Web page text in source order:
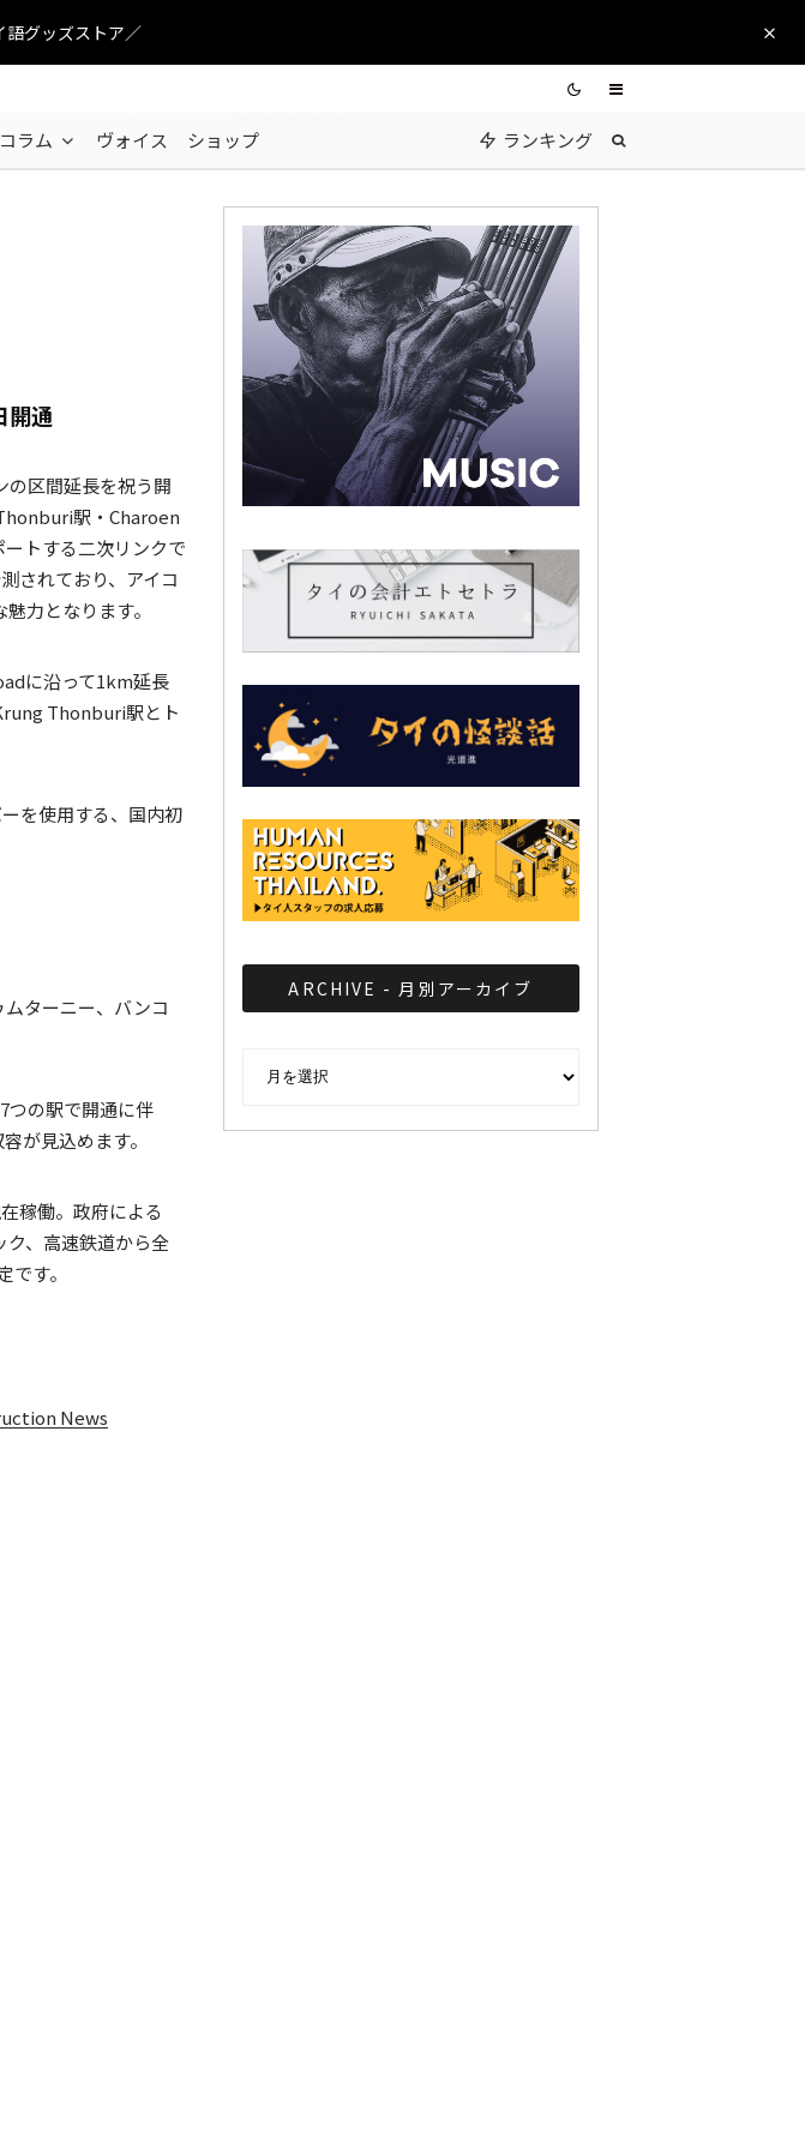
語グッズストア／
コラム ヴォイス ショップ ランキング
開通
の区間延長を祝う開
駅・Charoen
トする二次リンクで
されており、アイコ
力となります。
に沿って1km延長
Thonburi駅とト
を使用する、国内初
ターニー、バンコ
つの駅で開通に伴
が見込めます。
稼働。政府による
、高速鉄道から全
す。
ARCHIVE - 月別アーカイブ